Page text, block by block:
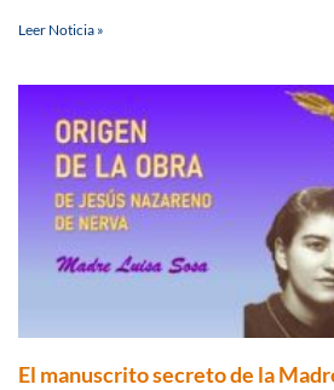
Leer Noticia »
El manuscrito secreto de la